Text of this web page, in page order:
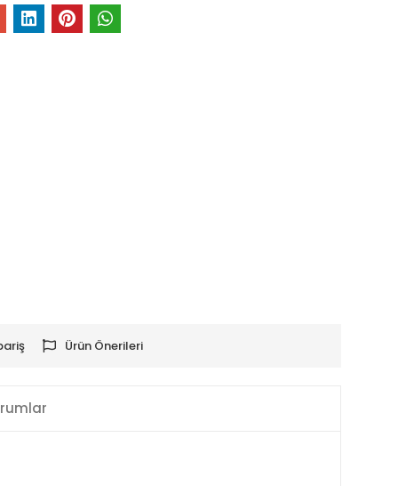
Ürün Önerileri